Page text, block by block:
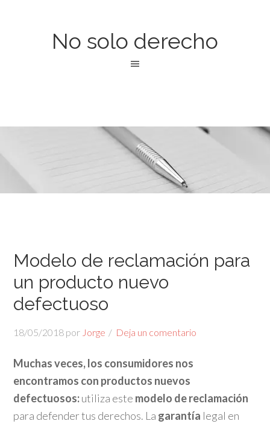
No solo derecho
Modelo de reclamación para
un producto nuevo
defectuoso
18/05/2018 por Jorge Deja un comentario
Muchas veces, los consumidores nos
encontramos con productos nuevos
defectuosos:utiliza este modelo de reclamación
para defender tus derechos. La garantía legal en